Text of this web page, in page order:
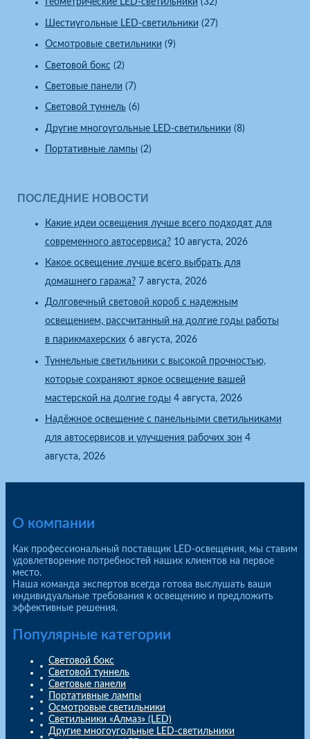
Геометрические LED-светильники (32)
Шестиугольные LED-светильники (27)
Осмотровые светильники (9)
Световой бокс (2)
Световые панели (7)
Световой туннель (6)
Другие многоугольные LED-светильники (8)
Портативные лампы (2)
ПОСЛЕДНИЕ НОВОСТИ
Какие идеи освещения лучше всего подходят для
современного автосервиса? 10 августа, 2026
Какое освещение лучше всего выбрать для
домашнего гаража? 7 августа, 2026
Долговечный световой короб с надежным
освещением, рассчитанный на долгие годы работы
в парикмахерских 6 августа, 2026
Туннельные светильники с высокой прочностью,
которые сохраняют яркое освещение вашей
мастерской на долгие годы 4 августа, 2026
Надёжное освещение с панельными светильниками
для автосервисов и улучшения рабочих зон 4
августа, 2026
О компании
Как профессиональный поставщик LED-освещения, мы ставим
удовлетворение потребностей наших клиентов на первое
место.
Наша команда экспертов всегда готова выслушать ваши
индивидуальные требования к освещению и предложить
эффективные решения.
Популярные категории
Световой бокс
Световой туннель
Световые панели
Портативные лампы
Осмотровые светильники
Светильники «Алмаз» (LED)
Другие многоугольные LED-светильники